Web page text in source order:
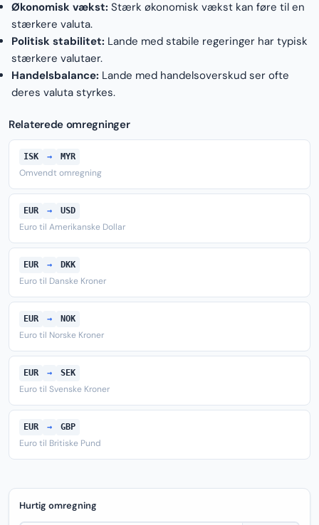
Økonomisk vækst: Stærk økonomisk vækst kan føre til en
stærkere valuta.
Politisk stabilitet: Lande med stabile regeringer har typisk
stærkere valutaer.
Handelsbalance: Lande med handelsoverskud ser ofte
deres valuta styrkes.
Relaterede omregninger
ISK → MYR
Omvendt omregning
EUR → USD
Euro til Amerikanske Dollar
EUR → DKK
Euro til Danske Kroner
EUR → NOK
Euro til Norske Kroner
EUR → SEK
Euro til Svenske Kroner
EUR → GBP
Euro til Britiske Pund
Hurtig omregning